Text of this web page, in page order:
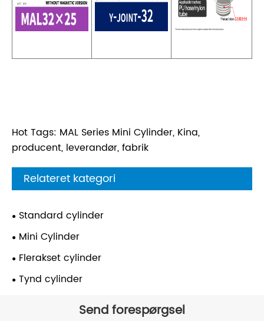
Hot Tags: MAL Series Mini Cylinder, Kina,
producent, leverandør, fabrik
Relateret kategori
Standard cylinder
Mini Cylinder
Flerakset cylinder
Tynd cylinder
Send forespørgsel